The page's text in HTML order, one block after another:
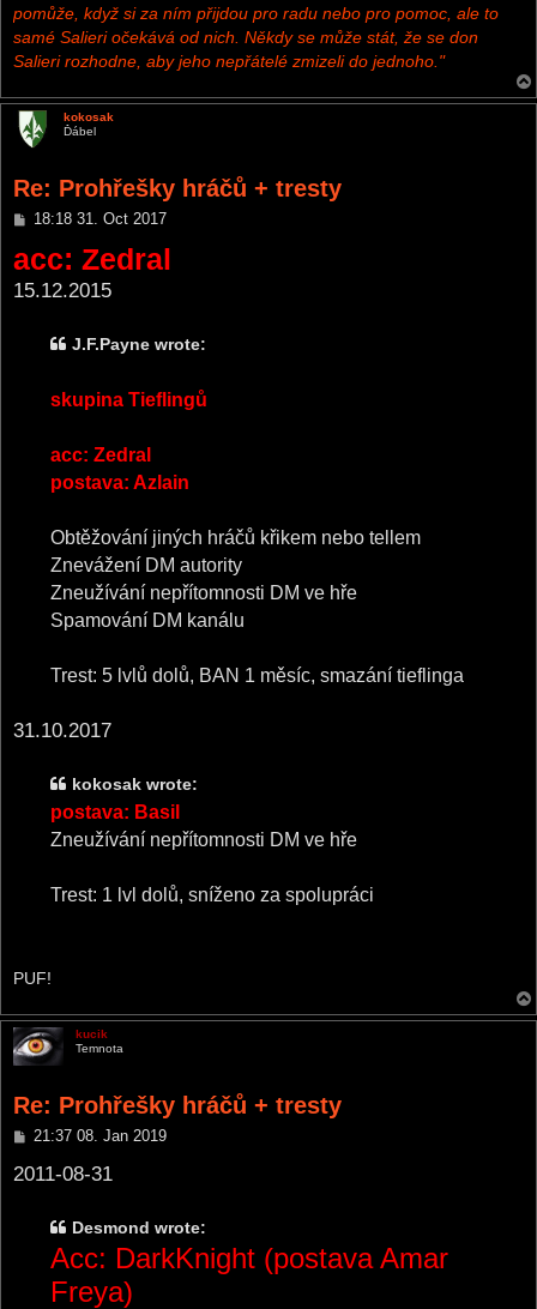
pomůže, když si za ním přijdou pro radu nebo pro pomoc, ale to
samé Salieri očekává od nich. Někdy se může stát, že se don
Salieri rozhodne, aby jeho nepřátelé zmizeli do jednoho."
kokosak
Ďábel
Re: Prohřešky hráčů + tresty
P
s
t
18:18 31. Oct 2017
acc: Zedral
15.12.2015
J.F.Payne wrote:
skupina Tieflingů
acc: Zedral
postava: Azlain
Obtěžování jiných hráčů křikem nebo tellem
Znevážení DM autority
Zneužívání nepřítomnosti DM ve hře
Spamování DM kanálu
Trest: 5 lvlů dolů, BAN 1 měsíc, smazání tieflinga
31.10.2017
kokosak wrote:
postava: Basil
Zneužívání nepřítomnosti DM ve hře
Trest: 1 lvl dolů, sníženo za spolupráci
PUF!
kucik
Temnota
Re: Prohřešky hráčů + tresty
P
s
21:37 08. Jan 2019
2011-08-31
Desmond wrote:
Acc: DarkKnight (postava Amar
Freya)